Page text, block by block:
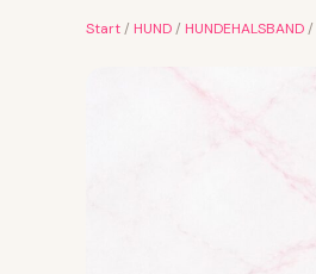
Start / HUND / HUNDEHALSBAND /